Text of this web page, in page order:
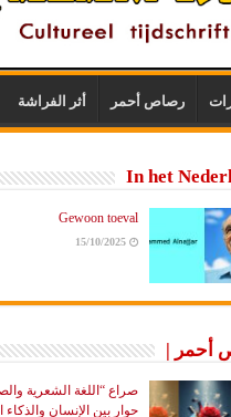
رصاص أحمر أثر الفراشة
In het
Gewoon toeval
15/10/2025
أحمر |
صراع “اللغة الشعرية
حوار بين الإنسان